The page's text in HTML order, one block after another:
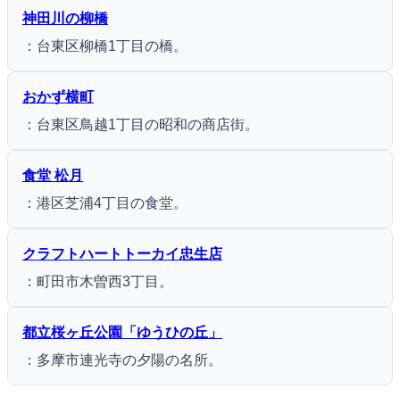
神田川の柳橋
：台東区柳橋1丁目の橋。
おかず横町
：台東区鳥越1丁目の昭和の商店街。
食堂 松月
：港区芝浦4丁目の食堂。
クラフトハートトーカイ忠生店
：町田市木曽西3丁目。
都立桜ヶ丘公園「ゆうひの丘」
：多摩市連光寺の夕陽の名所。